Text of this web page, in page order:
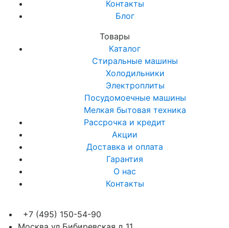
Контакты
Блог
Товары
Каталог
Стиральные машины
Холодильники
Электроплиты
Посудомоечные машины
Мелкая бытовая техника
Рассрочка и кредит
Акции
Доставка и оплата
Гарантия
О нас
Контакты
+7 (495) 150-54-90